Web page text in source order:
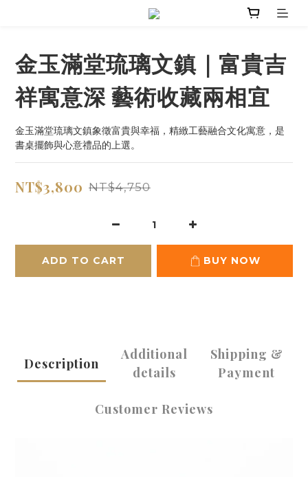
金玉滿堂琉璃文鎮｜富貴吉
祥寓意深 藝術收藏兩相宜
金玉滿堂琉璃文鎮象徵富貴與幸福，精緻工藝融合文化寓意，是
書桌擺飾與心意禮品的上選。
NT$3,800 NT$4,750
ADD TO CART BUY NOW
Description
Additional
details
Shipping &
Payment
Customer Reviews